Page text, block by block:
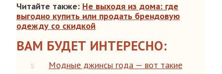
Читайте также: Не выходя из дома: где
выгодно купить или продать брендовую
одежду со скидкой
ВАМ БУДЕТ ИНТЕРЕСНО:
Модные джинсы года — вот такие